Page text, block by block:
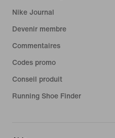
Nike Journal
Devenir membre
Commentaires
Codes promo
Conseil produit
Running Shoe Finder